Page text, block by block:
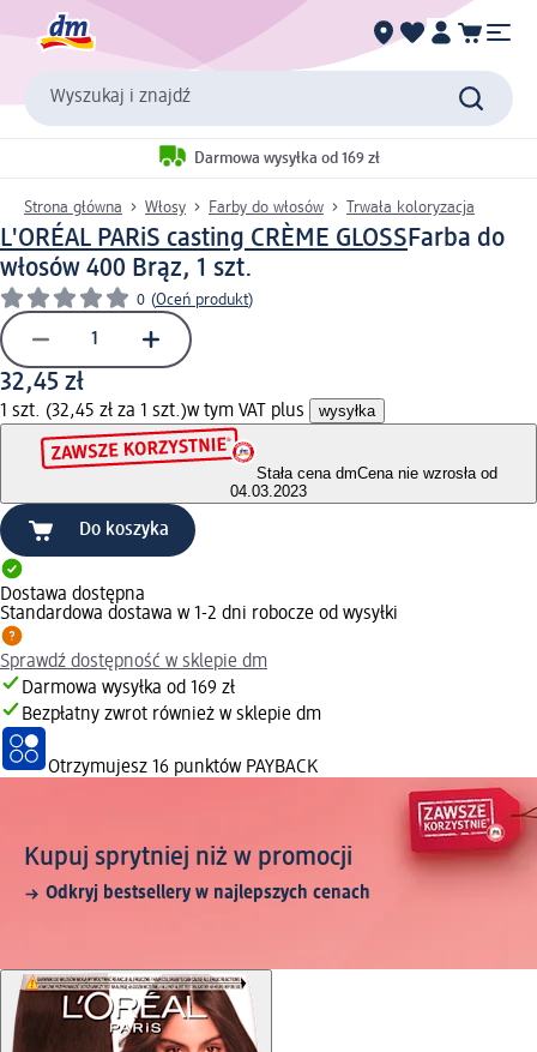
Wyszukaj i znajdź
Darmowa wysyłka od 169 zł
Strona główna Włosy Farby do włosów Trwała koloryzacja
L'ORÉAL PARiS casting CRÈME GLOSSFarba do
włosów 400 Brąz, 1 szt.
0 (Oceń produkt)
32,45 zł
1 szt. (32,45 zł za 1 szt.)w tym VAT plus wysyłka
Stała cena dmCena nie wzrosła od
04.03.2023
Do koszyka
Dostawa dostępna
Standardowa dostawa w 1-2 dni robocze od wysyłki
Sprawdź dostępność w sklepie dm
Darmowa wysyłka od 169 zł
Bezpłatny zwrot również w sklepie dm
Otrzymujesz 16 punktów PAYBACK
Kupuj sprytniej niż w promocji
Odkryj bestsellery w najlepszych cenach